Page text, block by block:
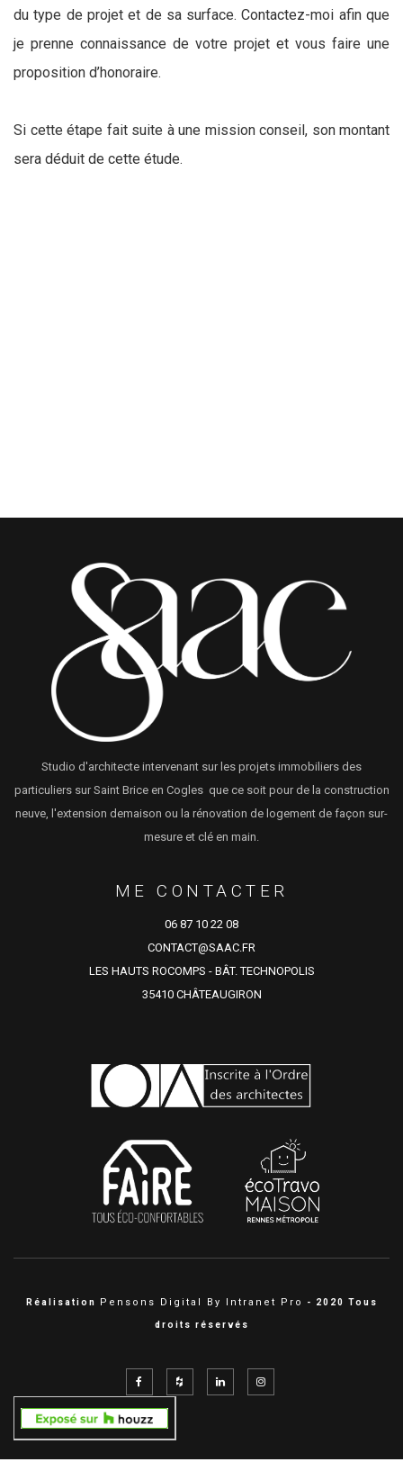
du type de projet et de sa surface. Contactez-moi afin que
je prenne connaissance de votre projet et vous faire une
proposition d’honoraire.
Si cette étape fait suite à une mission conseil, son montant
sera déduit de cette étude.
Studio d'architecte intervenant sur les projets immobiliers des
particuliers sur Saint Brice en Cogles que ce soit pour de la construction
neuve, l'extension demaison ou la rénovation de logement de façon sur-
mesure et clé en main.
ME CONTACTER
06 87 10 22 08
CONTACT@SAAC.FR
LES HAUTS ROCOMPS - BÂT. TECHNOPOLIS
35410 CHÂTEAUGIRON
Réalisation Pensons Digital By Intranet Pro - 2020 Tous
droits réservés